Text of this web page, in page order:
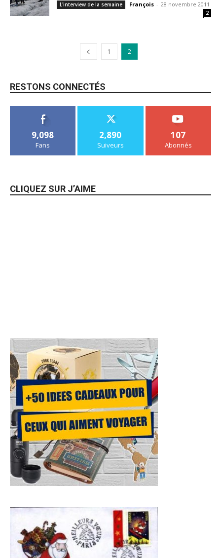
L'interview de la semaine François - 28 novembre 2011
2
1 2
RESTONS CONNECTÉS
9,098
Fans
2,890
Suiveurs
107
Abonnés
CLIQUEZ SUR J’AIME